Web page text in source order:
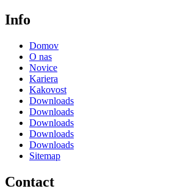
Info
Domov
O nas
Novice
Kariera
Kakovost
Downloads
Downloads
Downloads
Downloads
Downloads
Sitemap
Contact